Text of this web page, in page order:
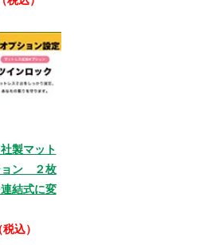
製マット
ョン ２枚
結式に変
込）